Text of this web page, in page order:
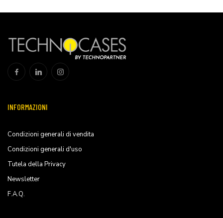
INFORMAZIONI
Condizioni generali di vendita
Condizioni generali d'uso
Tutela della Privacy
Newsletter
F.A.Q.